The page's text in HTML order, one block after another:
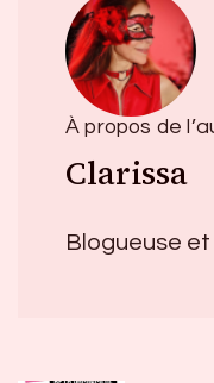
À propos de
Clarissa
Blogueuse